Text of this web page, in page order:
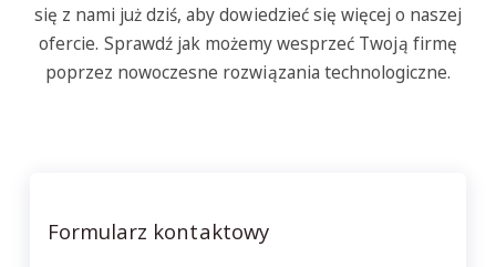
się z nami już dziś, aby dowiedzieć się więcej o naszej
ofercie. Sprawdź jak możemy wesprzeć Twoją firmę
poprzez nowoczesne rozwiązania technologiczne.
Formularz kontaktowy